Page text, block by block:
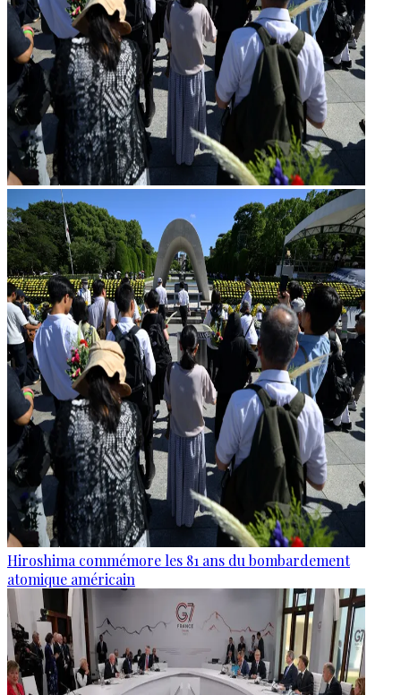
Hiroshima commémore les 81 ans du bombardement
atomique américain